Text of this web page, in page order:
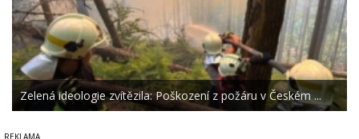
Zelená ideologie zvítězila: Poškození z požáru v Českém ...